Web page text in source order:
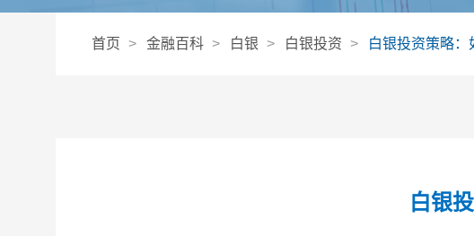
首页 金融百科 白银 白银投资 白银投资策略：
白银